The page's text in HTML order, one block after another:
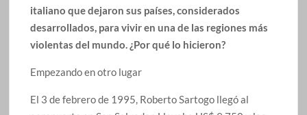
italiano que dejaron sus países, considerados
desarrollados, para vivir en una de las regiones más
violentas del mundo. ¿Por qué lo hicieron?
Empezando en otro lugar
El 3 de febrero de 1995, Roberto Sartogo llegó al